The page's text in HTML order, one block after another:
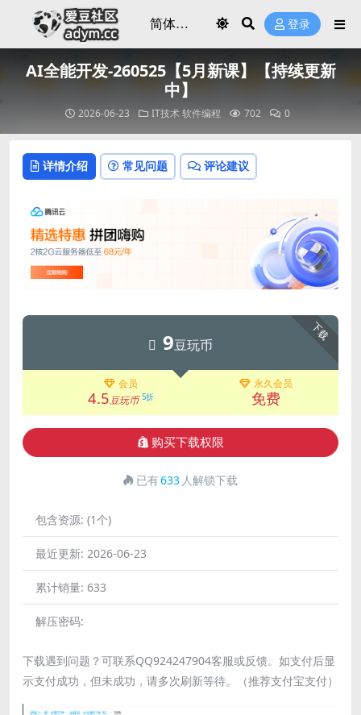
登录
AI全能开发-260525【5月新课】【持续更新
中】
2026-06-23 IT技术 软件编程 702 0
详情介绍 常见问题 评论建议
下载
9豆玩币
会员
4.5豆玩币 5折
永久会员
免费
购买下载权限
已有633 人解锁下载
包含资源: (1个)
最近更新: 2026-06-23
累计销量: 633
解压密码:
下载遇到问题？可联系QQ924247904客服或反馈。如支付后显
示支付成功，但未成功，请多次刷新等待。（推荐支付宝支付）